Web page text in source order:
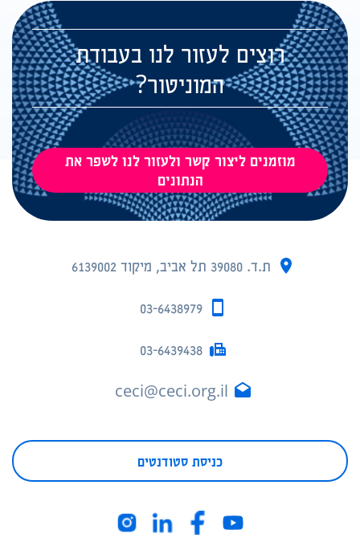
רוצים לעזור לנו בעבודת
המוניטור?
מוזמנים ליצור קשר ולעזור לנו לשפר את
הנתונים
ת.ד. 39080 תל אביב, מיקוד 6139002
03-6438979
03-6439438
ceci@ceci.org.il
כניסת סטודנטים